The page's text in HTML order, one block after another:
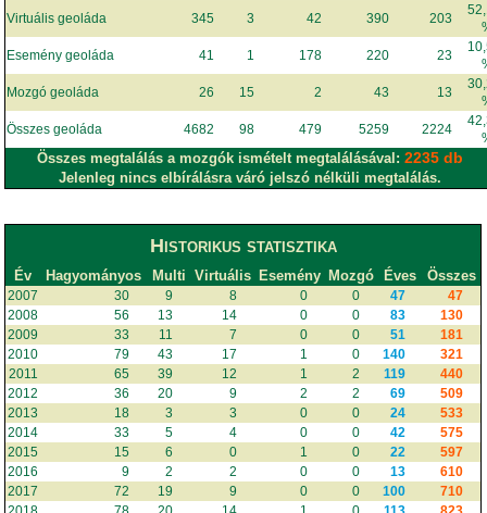
Virtuális geoláda
345 3 42 390 203
Esemény geoláda
41 1 178 220 23
Mozgó geoláda
26 15 2 43 13
Összes geoláda
4682 98 479 5259 2224
Összes megtalálás a mozgók ismételt megtalálásával:2235 db
Jelenleg nincs elbírálásra váró jelszó nélküli megtalálás.
Historikus statisztika
Év Hagyományos Multi Virtuális Esemény Mozgó Éves Összes
2007 30 9 8 0 0 47
47
2008
56 13 14 0 0 83
130
2009
33 11 7 0 0 51
181
2010
79 43 17 1 0 140
321
2011
65 39 12 1 2 119
440
2012
36 20 9 2 2 69
509
2013
18 3 3 0 0 24
533
2014
33 5 4 0 0 42
575
2015
15 6 0 1 0 22
597
2016
9 2 2 0 0 13
610
2017
72 19 9 0 0 100
710